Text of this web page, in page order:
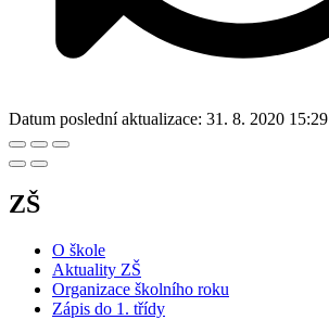
Datum poslední aktualizace: 31. 8. 2020 15:29
ZŠ
O škole
Aktuality ZŠ
Organizace školního roku
Zápis do 1. třídy